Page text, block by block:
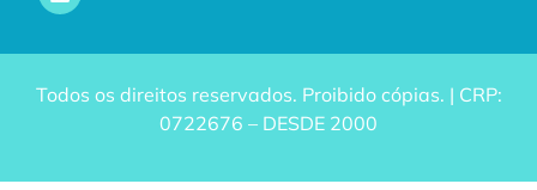
Todos os direitos reservados. Proibido cópias. | CRP:
0722676 – DESDE 2000